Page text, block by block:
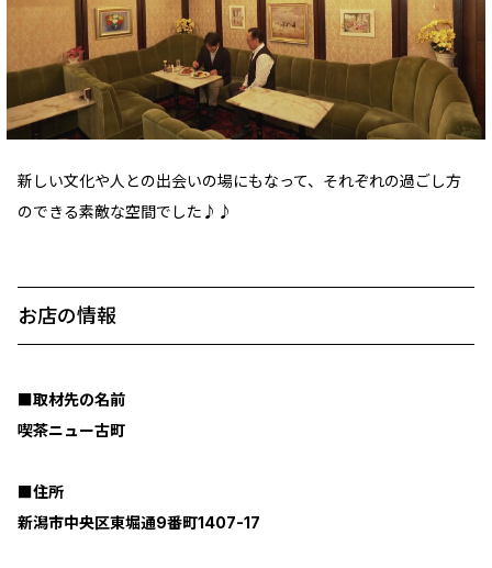
新しい文化や人との出会いの場にもなって、それぞれの過ごし方
のできる素敵な空間でした♪♪
お店の情報
■取材先の名前
喫茶ニュー古町
■住所
新潟市中央区東堀通9番町1407-17